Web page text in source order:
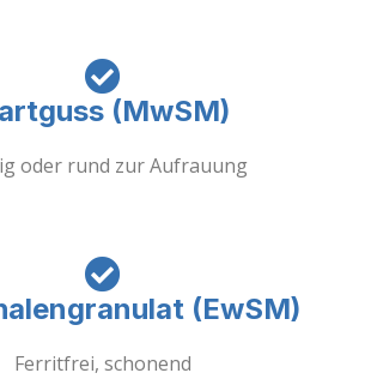
(MwSM)
oder rund zur Aufrauung
(EwSM)
Ferritfrei, schonend